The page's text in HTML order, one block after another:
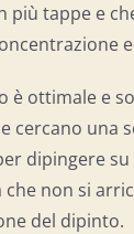
più tappe e
è ottimale e
cercano una
dipingere
che non si
del dipinto.